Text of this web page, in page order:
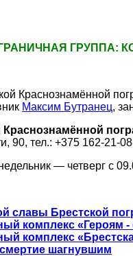
ГРУППА:
Краснознамённой
Максим Бутранец,
Краснознамённой
90, тел.: +375 162-21-
— четверг с
славы Брестской
комплекс «Героям -
комплекс
шагнувшим